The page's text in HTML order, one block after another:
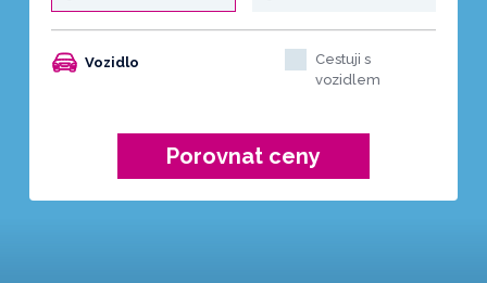
Vozidlo
Cestuji s
vozidlem
Porovnat ceny